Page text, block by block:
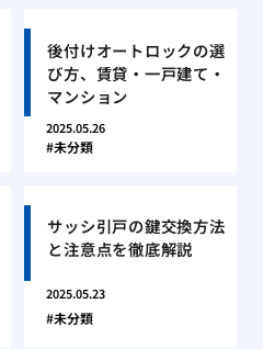
後付けオートロックの選
び方、賃貸・一戸建て・
マンション
2025.05.26
未分類
サッシ引戸の鍵交換方法
と注意点を徹底解説
2025.05.23
未分類